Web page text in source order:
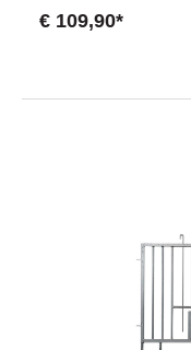
mmMaße: Länge
€ 109,90*